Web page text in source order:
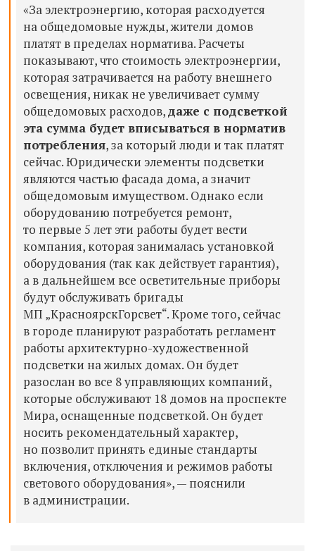
«За электроэнергию, которая расходуется
на общедомовые нужды, жители домов
платят в пределах норматива. Расчеты
показывают, что стоимость электроэнергии,
которая затрачивается на работу внешнего
освещения, никак не увеличивает сумму
общедомовых расходов, даже с подсветкой
эта сумма будет вписываться в норматив
потребления, за который люди и так платят
сейчас. Юридически элементы подсветки
являются частью фасада дома, а значит
общедомовым имуществом. Однако если
оборудованию потребуется ремонт,
то первые 5 лет эти работы будет вести
компания, которая занималась установкой
оборудования (так как действует гарантия),
а в дальнейшем все осветительные приборы
будут обслуживать бригады
МП „КрасноярскГорсвет“. Кроме того, сейчас
в городе планируют разработать регламент
работы архитектурно-художественной
подсветки на жилых домах. Он будет
разослан во все 8 управляющих компаний,
которые обслуживают 18 домов на проспекте
Мира, оснащенные подсветкой. Он будет
носить рекомендательный характер,
но позволит принять единые стандарты
включения, отключения и режимов работы
светового оборудования», — пояснили
в администрации.